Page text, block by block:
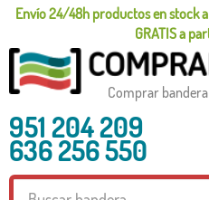
Envío 24/48h productos en stock
GRATIS a
Comprar
951 204 209
636 256 550